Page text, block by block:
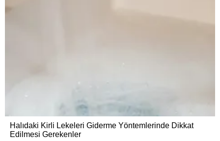
Halıdaki Kirli Lekeleri Giderme Yöntemlerinde Dikkat
Edilmesi Gerekenler